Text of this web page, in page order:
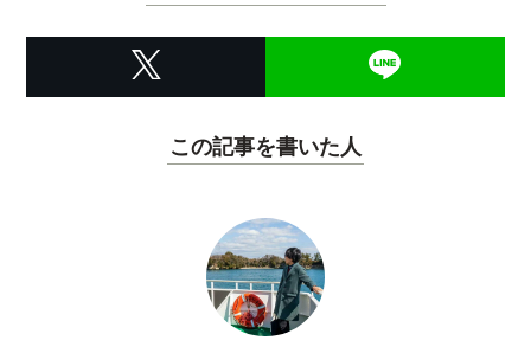
この記事を書いた人